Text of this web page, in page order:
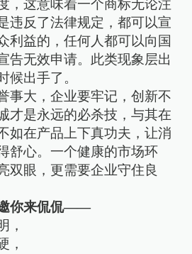
，这意味着一个商标无论注
违反了法律规定，都可以宣
利益的，任何人都可以向国
告无效申请。此类现象层出
候出手了。
事大，企业要牢记，创新不
才是永远的必杀技，与其在
如在产品上下真功夫，让消
舒心。一个健康的市场环
双眼，更需要企业守住良
你来侃侃——
，
，